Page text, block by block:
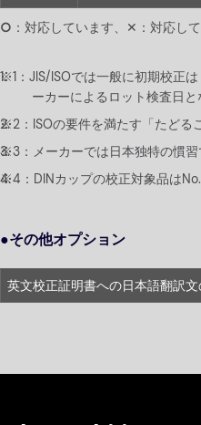
○ ：対応しています、✕：対応し
JIS/ISOでは一般に初期校正
ーカーによるロット検査日と
ISOの要件を満たす「たどる
メーカーでは日本独特の慣
DINカップの校正対象品は
●その他オプション
英文校正証明書への日本語翻訳